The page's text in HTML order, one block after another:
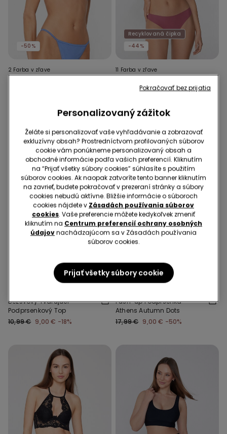
-50%
2 Farba v zľave
Recyklovaná čipka
-44%
11 Farba v zľave
Balkónová Podprsenka
Bezšvový Tvarujúci
Podprsenkový Top
10,99 € 9,00 € -18%
Push-up Podprsenka
Athens Autumn Dots
17,99 € 9,00 € -50%
Personalizovaný zážitok
Želáte si personalizovať vaše vyhľadávanie a zobrazovať
exkluzívny obsah? Prostredníctvom profilovaných súborov
cookie vám ponúkneme personalizovaný obsah a
obchodné informácie podľa vašich preferencií. Kliknutím
na “Prijať všetky súbory cookies” súhlasíte s použitím
súborov cookies. Ak naopak zatvoríte tento banner kliknutím
na zavrieť, budete pokračovať v prezeraní stránky a súbory
cookies nebudú aktívne. Bližšie informácie o súboroch
cookies nájdete v Zásadách používania súborov
cookies. Vaše preferencie môžete kedykoľvek zmeniť
kliknutím na Centrum preferencií ochrany osobných
údajovnachádzajúcom sa v Zásadách používania
súborov cookies.
Prijať všetky súbory cookie
Pokračovať bez prijatia